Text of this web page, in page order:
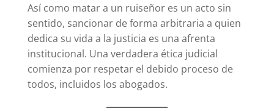
Así como matar a un ruiseñor es un acto sin
sentido, sancionar de forma arbitraria a quien
dedica su vida a la justicia es una afrenta
institucional. Una verdadera ética judicial
comienza por respetar el debido proceso de
todos, incluidos los abogados.